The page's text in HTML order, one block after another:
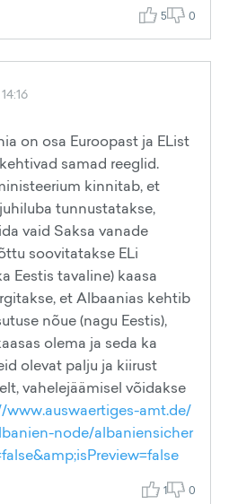
5 0
on osa Euroopast ja EList
samad reeglid.
kinnitab, et
tunnustatakse,
vaid Saksa vanade
soovitatakse ELi
Eestis tavaline) kaasa
et Albaanias kehtib
nõue (nagu Eestis),
olema ja seda ka
olevat palju ja kiirust
vahelejäämisel võidakse
www.auswaertiges-amt.de/
node/albaniensicher
1 0